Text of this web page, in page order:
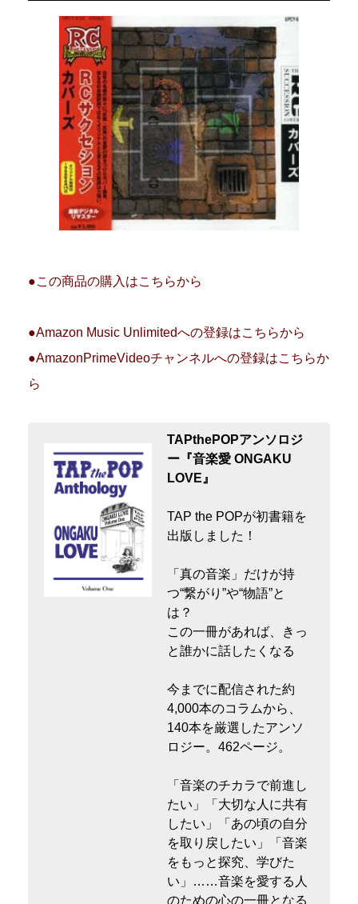
●この商品の購入はこちらから
●Amazon Music Unlimitedへの登録はこちらから
●AmazonPrimeVideoチャンネルへの登録はこちらか
ら
TAPthePOPアンソロジ
ー『音楽愛 ONGAKU
LOVE』
TAP the POPが初書籍を
出版しました！
「真の音楽」だけが持
つ“繋がり”や“物語”と
は？
この一冊があれば、きっ
と誰かに話したくなる
今までに配信された約
4,000本のコラムから、
140本を厳選したアンソ
ロジー。462ページ。
「音楽のチカラで前進し
たい」「大切な人に共有
したい」「あの頃の自分
を取り戻したい」「音楽
をもっと探究、学びた
い」……音楽を愛する人
のための心の一冊となる